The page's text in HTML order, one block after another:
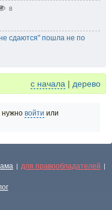
8
сдаются" пошла не по
с начала | дерево
нужно войти или
| для правообладателей |